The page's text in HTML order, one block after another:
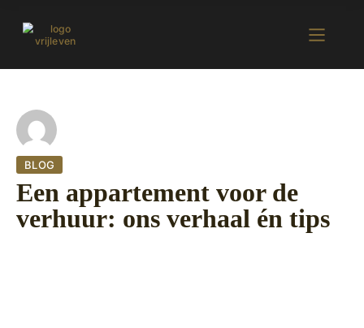
BLOG
Een appartement voor de
verhuur: ons verhaal én tips